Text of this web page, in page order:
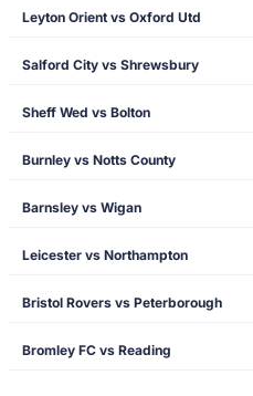
Leyton Orient vs Oxford Utd
Salford City vs Shrewsbury
Sheff Wed vs Bolton
Burnley vs Notts County
Barnsley vs Wigan
Leicester vs Northampton
Bristol Rovers vs Peterborough
Bromley FC vs Reading